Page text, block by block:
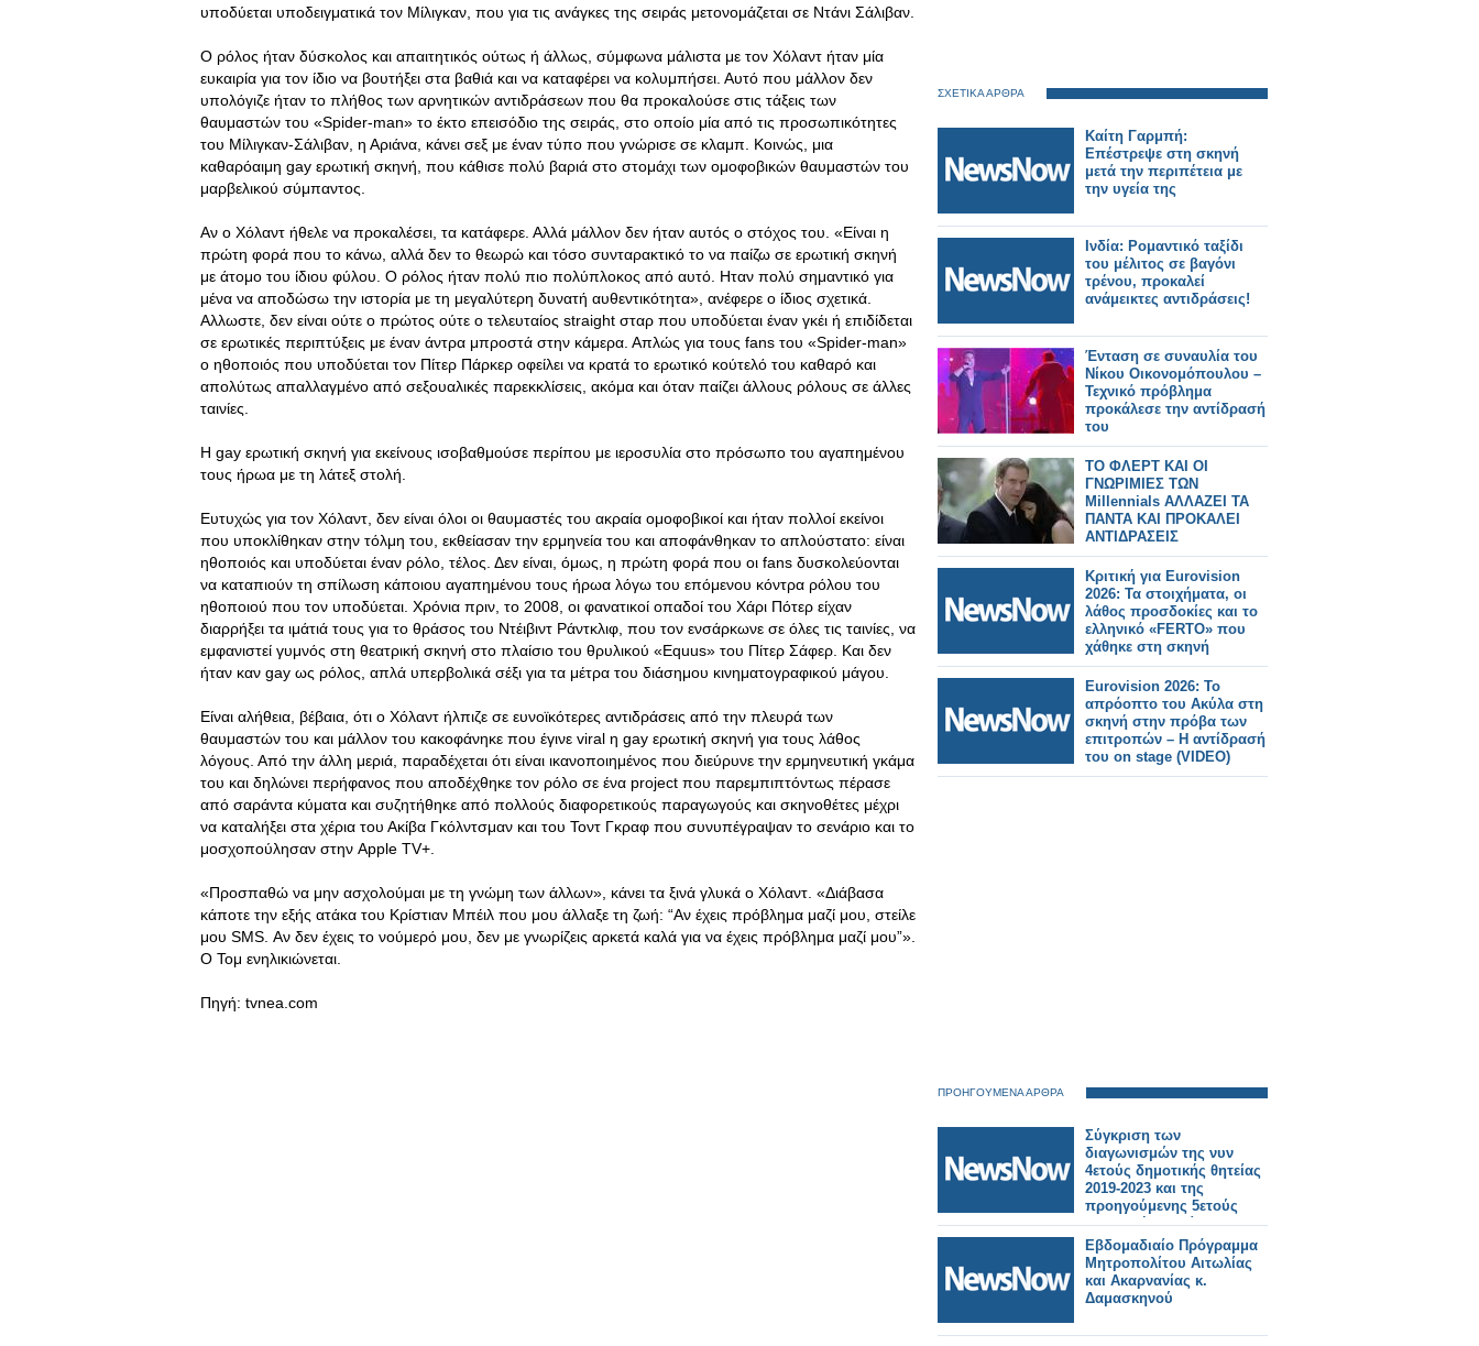
υποδύεται υποδειγματικά τον Μίλιγκαν, που για τις ανάγκες της σειράς μετονομάζεται σε Ντάνι Σάλιβαν.
Ο ρόλος ήταν δύσκολος και απαιτητικός ούτως ή άλλως, σύμφωνα μάλιστα με τον Χόλαντ ήταν μία
ευκαιρία για τον ίδιο να βουτήξει στα βαθιά και να καταφέρει να κολυμπήσει. Αυτό που μάλλον δεν
υπολόγιζε ήταν το πλήθος των αρνητικών αντιδράσεων που θα προκαλούσε στις τάξεις των
θαυμαστών του «Spider-man» το έκτο επεισόδιο της σειράς, στο οποίο μία από τις προσωπικότητες
του Μίλιγκαν-Σάλιβαν, η Αριάνα, κάνει σεξ με έναν τύπο που γνώρισε σε κλαμπ. Κοινώς, μια
καθαρόαιμη gay ερωτική σκηνή, που κάθισε πολύ βαριά στο στομάχι των ομοφοβικών θαυμαστών του
μαρβελικού σύμπαντος.
Αν ο Χόλαντ ήθελε να προκαλέσει, τα κατάφερε. Αλλά μάλλον δεν ήταν αυτός ο στόχος του. «Είναι η
πρώτη φορά που το κάνω, αλλά δεν το θεωρώ και τόσο συνταρακτικό το να παίζω σε ερωτική σκηνή
με άτομο του ίδιου φύλου. Ο ρόλος ήταν πολύ πιο πολύπλοκος από αυτό. Ηταν πολύ σημαντικό για
μένα να αποδώσω την ιστορία με τη μεγαλύτερη δυνατή αυθεντικότητα», ανέφερε ο ίδιος σχετικά.
Αλλωστε, δεν είναι ούτε ο πρώτος ούτε ο τελευταίος straight σταρ που υποδύεται έναν γκέι ή επιδίδεται
σε ερωτικές περιπτύξεις με έναν άντρα μπροστά στην κάμερα. Απλώς για τους fans του «Spider-man»
ο ηθοποιός που υποδύεται τον Πίτερ Πάρκερ οφείλει να κρατά το ερωτικό κούτελό του καθαρό και
απολύτως απαλλαγμένο από σεξουαλικές παρεκκλίσεις, ακόμα και όταν παίζει άλλους ρόλους σε άλλες
ταινίες.
Η gay ερωτική σκηνή για εκείνους ισοβαθμούσε περίπου με ιεροσυλία στο πρόσωπο του αγαπημένου
τους ήρωα με τη λάτεξ στολή.
Ευτυχώς για τον Χόλαντ, δεν είναι όλοι οι θαυμαστές του ακραία ομοφοβικοί και ήταν πολλοί εκείνοι
που υποκλίθηκαν στην τόλμη του, εκθείασαν την ερμηνεία του και αποφάνθηκαν το απλούστατο: είναι
ηθοποιός και υποδύεται έναν ρόλο, τέλος. Δεν είναι, όμως, η πρώτη φορά που οι fans δυσκολεύονται
να καταπιούν τη σπίλωση κάποιου αγαπημένου τους ήρωα λόγω του επόμενου κόντρα ρόλου του
ηθοποιού που τον υποδύεται. Χρόνια πριν, το 2008, οι φανατικοί οπαδοί του Χάρι Πότερ είχαν
διαρρήξει τα ιμάτιά τους για το θράσος του Ντέιβιντ Ράντκλιφ, που τον ενσάρκωνε σε όλες τις ταινίες, να
εμφανιστεί γυμνός στη θεατρική σκηνή στο πλαίσιο του θρυλικού «Equus» του Πίτερ Σάφερ. Και δεν
ήταν καν gay ως ρόλος, απλά υπερβολικά σέξι για τα μέτρα του διάσημου κινηματογραφικού μάγου.
Είναι αλήθεια, βέβαια, ότι ο Χόλαντ ήλπιζε σε ευνοϊκότερες αντιδράσεις από την πλευρά των
θαυμαστών του και μάλλον του κακοφάνηκε που έγινε viral η gay ερωτική σκηνή για τους λάθος
λόγους. Από την άλλη μεριά, παραδέχεται ότι είναι ικανοποιημένος που διεύρυνε την ερμηνευτική γκάμα
του και δηλώνει περήφανος που αποδέχθηκε τον ρόλο σε ένα project που παρεμπιπτόντως πέρασε
από σαράντα κύματα και συζητήθηκε από πολλούς διαφορετικούς παραγωγούς και σκηνοθέτες μέχρι
να καταλήξει στα χέρια του Ακίβα Γκόλντσμαν και του Τοντ Γκραφ που συνυπέγραψαν το σενάριο και το
μοσχοπούλησαν στην Apple TV+.
«Προσπαθώ να μην ασχολούμαι με τη γνώμη των άλλων», κάνει τα ξινά γλυκά ο Χόλαντ. «Διάβασα
κάποτε την εξής ατάκα του Κρίστιαν Μπέιλ που μου άλλαξε τη ζωή: “Αν έχεις πρόβλημα μαζί μου, στείλε
μου SMS. Αν δεν έχεις το νούμερό μου, δεν με γνωρίζεις αρκετά καλά για να έχεις πρόβλημα μαζί μου”».
Ο Τομ ενηλικιώνεται.
Πηγή: tvnea.com
ΣΧΕΤΙΚΑ ΑΡΘΡΑ
Καίτη Γαρμπή:
Επέστρεψε στη σκηνή
μετά την περιπέτεια με
την υγεία της
Ινδία: Ρομαντικό ταξίδι
του μέλιτος σε βαγόνι
τρένου, προκαλεί
ανάμεικτες αντιδράσεις!
Ένταση σε συναυλία του
Νίκου Οικονομόπουλου –
Τεχνικό πρόβλημα
προκάλεσε την αντίδρασή
του
ΤΟ ΦΛΕΡΤ ΚΑΙ ΟΙ
ΓΝΩΡΙΜΙΕΣ ΤΩΝ
Millennials ΑΛΛΑΖΕΙ ΤΑ
ΠΑΝΤΑ ΚΑΙ ΠΡΟΚΑΛΕΙ
ΑΝΤΙΔΡΑΣΕΙΣ
Κριτική για Eurovision
2026: Τα στοιχήματα, οι
λάθος προσδοκίες και το
ελληνικό «FERTO» που
χάθηκε στη σκηνή
Eurovision 2026: Το
απρόοπτο του Ακύλα στη
σκηνή στην πρόβα των
επιτροπών – Η αντίδρασή
του on stage (VIDEO)
ΠΡΟΗΓΟΥΜΕΝΑ ΑΡΘΡΑ
Σύγκριση των
διαγωνισμών της νυν
4ετούς δημοτικής θητείας
2019-2023 και της
προηγούμενης 5ετούς
δημοτικής θητείας 2014-
2019.
Εβδομαδιαίο Πρόγραμμα
Μητροπολίτου Αιτωλίας
και Ακαρνανίας κ.
Δαμασκηνού